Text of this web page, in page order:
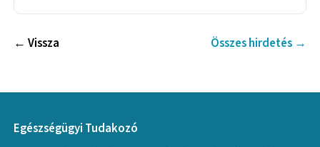
← Vissza Összes hirdetés →
Egészségügyi Tudakozó